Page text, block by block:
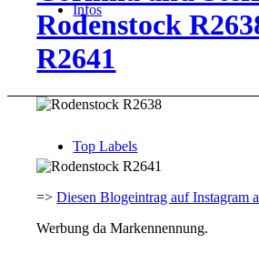
Infos
Top Labels
Rodenstock
R2641
=>Diesen Blogeintrag auf Instagram
Werbung da Markennennung.